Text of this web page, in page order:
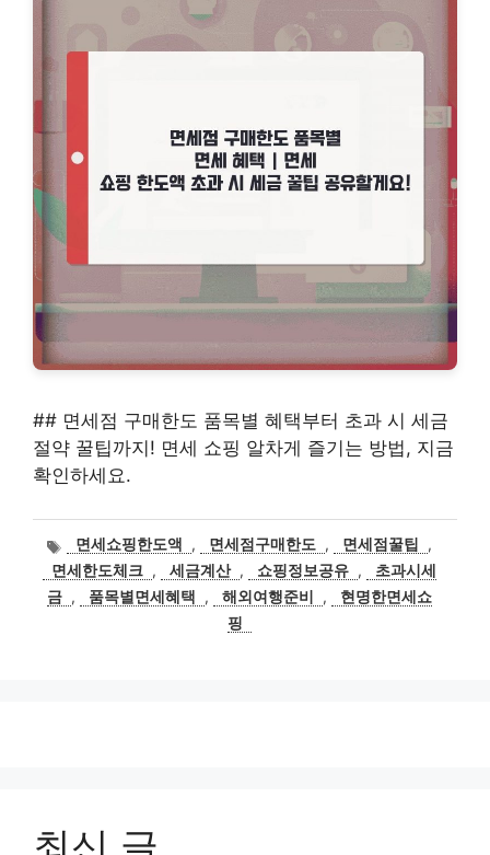
## 면세점 구매한도 품목별 혜택부터 초과 시 세금
절약 꿀팁까지! 면세 쇼핑 알차게 즐기는 방법, 지금
확인하세요.
태
그
면세쇼핑한도액 , 면세점구매한도 , 면세점꿀팁
,
면세한도체크 , 세금계산 , 쇼핑정보공유 ,
초과시세
금 , 품목별면세혜택 , 해외여행준비 ,
현명한면세쇼
핑
최신 글